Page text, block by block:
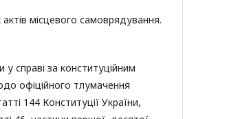
місцевого самоврядування.
справі за конституційним
офіційного тлумачення
144 Конституції України,